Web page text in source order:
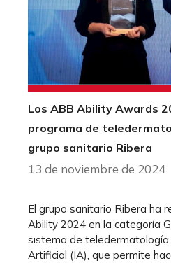
Los ABB Ability Awards
programa de
grupo sanitario Ribera
13 de noviembre de 2024
El grupo sanitario Ribera ha
Ability 2024 en la categoría
sistema de teledermatología
Artificial (IA), que permite